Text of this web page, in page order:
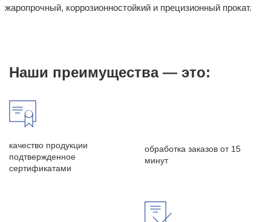
жаропрочный, коррозионностойкий и прецизионный прокат.
Наши преимущества — это:
качество продукции
подтвержденное
сертификатами
обработка заказов от 15
минут